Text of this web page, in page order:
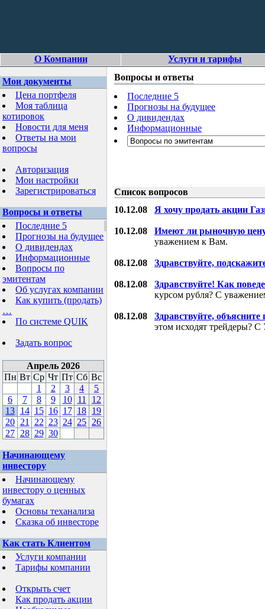
О Компании Услуги и тарифы
Мои документы
Цена портфеля
Моя таблица
котировок
Новости для меня
Ответы на мои
вопросы
Авторизация
Мои настройки
Зарегистрироваться
Вопросы и ответы
Последние 5
Прогнозы на будущее
О дивидендах
Информационные
Вопросы по
эмитентам
Об услугах компании
Как купить (продать)
…
По системе QUIK
Задать вопрос
Апрель 2026
Пн Вт Ср Чт Пт Сб Вс
1
2 3 4
5
6
7 8 9 10 11
12
13 14 15 16 17 18 19
20 21 22 23 24 25 26
27 28 29 30
Начинающему
инвестору
Начинающему
инвестору о ценных
бумагах
Основы теханализа
Сказка об инвесторе
Как стать Клиентом
Услуги компании
Тарифы компании
Открыть счет
Как продать акции
Вопросы и ответы
Последние 5
Прогнозы на будущее
О дивидендах
Информационные
Список вопросов
10.12.08 Я хочу продать акции
10.12.08
Имеют ли рыночную
уважением к Вам.
08.12.08 Здравствуйте,
08.12.08
Здравствуйте! Как
курсом рубля? С
08.12.08
Здравствуйте, объясните
этом исходят трейдеры?